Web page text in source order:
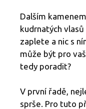
Dalším
kudrnatých
zaplete a nic s
může být pro
tedy poradit?
V první řadě,
sprše. Pro tuto